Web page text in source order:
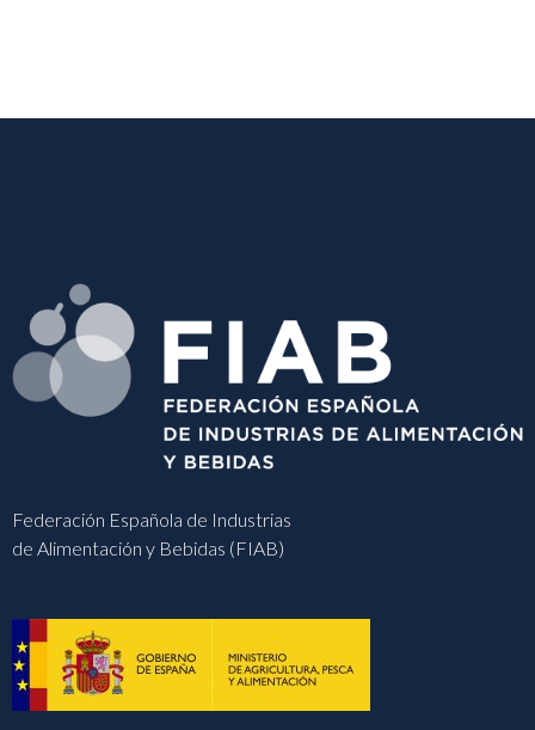
Federación Española de Industrias
de Alimentación y Bebidas (FIAB)